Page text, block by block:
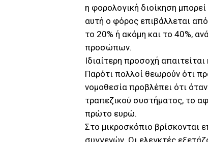
η φορολογική διοίκηση
αυτή ο φόρος επιβάλλεται
το 20% ή ακόμη και το 40%,
προσώπων.
Ιδιαίτερη προσοχή
Παρότι πολλοί θεωρούν ότι
νομοθεσία προβλέπει ότι
τραπεζικού συστήματος, το
πρώτο ευρώ.
Στο μικροσκόπιο βρίσκονται
συγγενών. Οι ελεγκτές